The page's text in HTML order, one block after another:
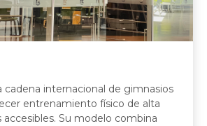
cadena internacional de gimnasios
entrenamiento físico de alta
accesibles. Su modelo combina